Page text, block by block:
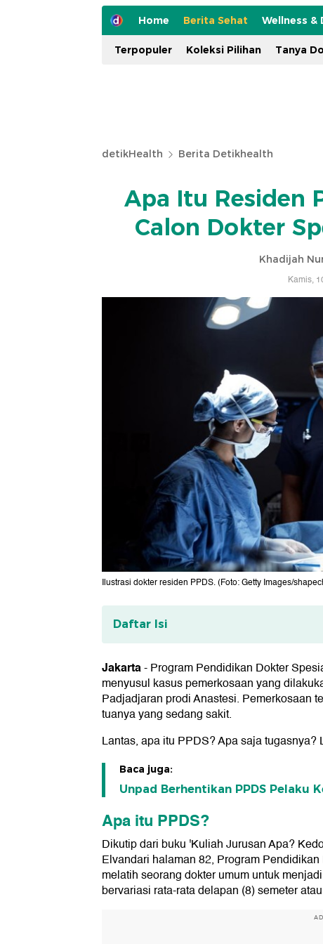
Home Berita Sehat Wellness &
Terpopuler Koleksi Pilihan Tanya
detikHealth Berita Detikhealth
Apa Itu Residen
Calon Dokter
Khadijah
Kamis,
Ilustrasi dokter residen PPDS. (Foto: Getty Images/
Daftar Isi
Apa itu PPDS?
Tugas dokter residen atau PPDS
Masa Kerja Dokter Residen PPDS
Jakarta-Program Pendidikan Dokter
menyusul kasus pemerkosaan yang
Padjadjaran prodi Anastesi. Pemerkosaan
tuanya yang sedang sakit.
Lantas, apa itu PPDS? Apa saja
Baca juga:
Unpad Berhentikan PPDS Pelaku
Apa itu PPDS?
Dikutip dari buku 'Kuliah Jurusan Apa?
Elvandari halaman 82, Program
melatih seorang dokter umum untuk
bervariasi rata-rata delapan (8) semeter